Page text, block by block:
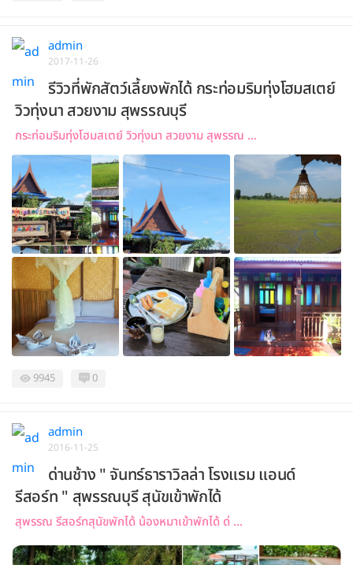
admin
2017-11-26
รีวิวที่พักสัตว์เลี้ยงพักได้ กระท่อมริมทุ่งโฮมสเตย์
วิวทุ่งนา สวยงาม สุพรรณบุรี
กระท่อมริมทุ่งโฮมสเตย์ วิวทุ่งนา สวยงาม สุพรรณ ...
9945 0
admin
2016-11-25
ด่านช้าง " จันทร์ธาราวิลล่า โรงแรม แอนด์
รีสอร์ท " สุพรรณบุรี สุนัขเข้าพักได้
สุพรรณ รีสอร์ทสุนัขพักได้ น้องหมาเข้าพักได้ ด่ ...